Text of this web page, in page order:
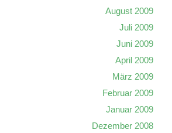
August 2009
Juli 2009
Juni 2009
April 2009
März 2009
Februar 2009
Januar 2009
Dezember 2008